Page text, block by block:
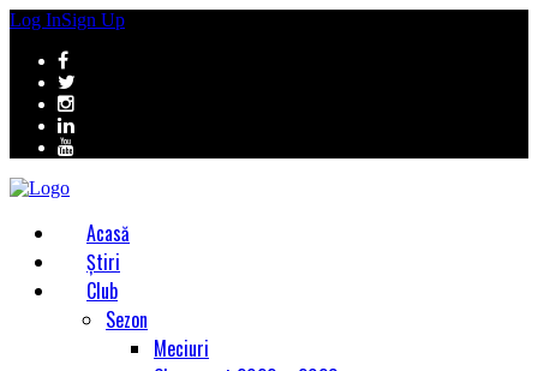
Log InSign Up
Acasă
Știri
Club
Sezon
Meciuri